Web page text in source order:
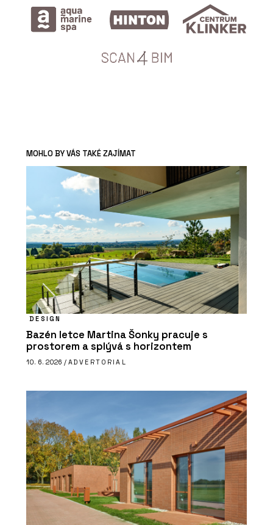
MOHLO BY VÁS TAKÉ ZAJÍMAT
DESIGN
Bazén letce Martina Šonky pracuje s
prostorem a splývá s horizontem
10. 6. 2026 / ADVERTORIAL